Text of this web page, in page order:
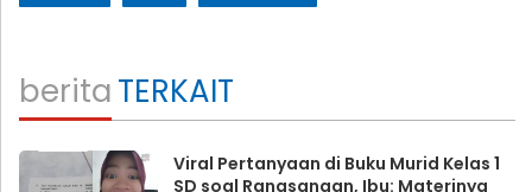
beritaTERKAIT
Viral Pertanyaan di Buku Murid Kelas 1
SD soal Rangsangan, Ibu: Materinya